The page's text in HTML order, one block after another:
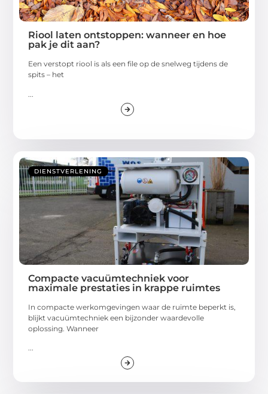
Riool laten ontstoppen: wanneer en hoe
pak je dit aan?
Een verstopt riool is als een file op de snelweg tijdens de
spits – het
DIENSTVERLENING
Compacte vacuümtechniek voor
maximale prestaties in krappe ruimtes
In compacte werkomgevingen waar de ruimte beperkt is,
blijkt vacuümtechniek een bijzonder waardevolle
oplossing. Wanneer
...